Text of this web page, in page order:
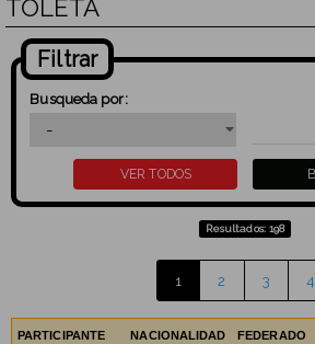
TOLETA
Filtrar
Busqueda por:
Resultados: 198
1 2 3 4
PARTICIPANTE NACIONALIDAD FEDERADO